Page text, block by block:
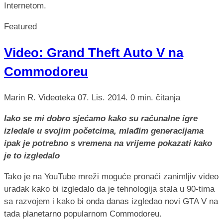
Internetom.
Featured
Video: Grand Theft Auto V na
Commodoreu
Marin R. Videoteka 07. Lis. 2014. 0 min. čitanja
Iako se mi dobro sjećamo kako su računalne igre
izledale u svojim početcima, mlađim generacijama
ipak je potrebno s vremena na vrijeme pokazati kako
je to izgledalo
Tako je na YouTube mreži moguće pronaći zanimljiv video
uradak kako bi izgledalo da je tehnologija stala u 90-tima
sa razvojem i kako bi onda danas izgledao novi GTA V na
tada planetarno popularnom Commodoreu.